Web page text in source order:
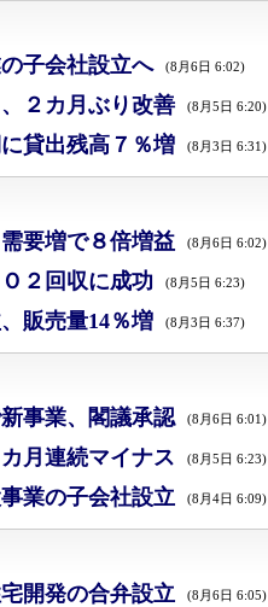
子会社設立へ (8月6日 6:02)
２カ月ぶり改善 (8月5日 6:20)
貸出残高７％増 (8月3日 6:31)
要増で８倍増益 (8月6日 6:02)
２回収に成功 (8月5日 6:23)
販売量14％増 (8月3日 6:37)
事業、閣議承認 (8月6日 6:01)
月連続マイナス (8月5日 6:23)
業の子会社設立 (8月4日 6:09)
開発の合弁設立 (8月6日 6:05)